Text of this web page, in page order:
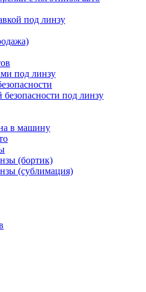
под линзу
под линзу
под линзу
в машину
(бортик)
(сублимация)